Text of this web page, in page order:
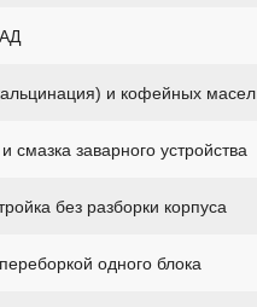
и кофейных масел
смазка заварного устройства
без разборки корпуса
одного блока